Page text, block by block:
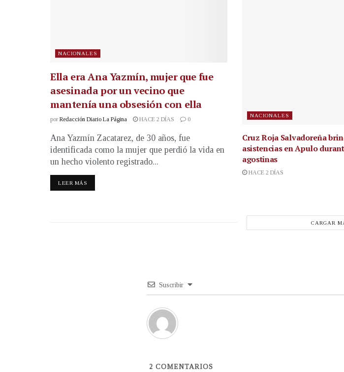
NACIONALES
Ella era Ana Yazmín, mujer que fue
asesinada por un vecino que
mantenía una obsesión con ella
por Redacción Diario La Página HACE 2 DÍAS 0
Ana Yazmín Zacatarez, de 30 años, fue
identificada como la mujer que perdió la vida en
un hecho violento registrado...
LEER MÁS
NACIONALES
Cruz Roja Salvadoreña
asistencias en Apulo
agostinas
HACE 2 DÍAS
CARGAR
Suscribir
2 COMENTARIOS